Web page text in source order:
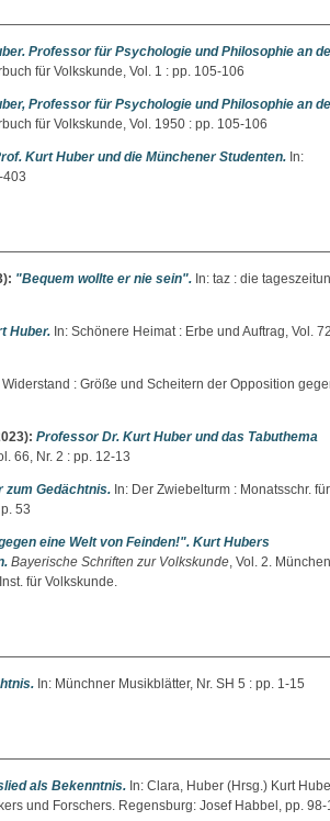
Professor für Psychologie und Philosophie an
für Volkskunde, Vol. 1 : pp. 105-106
Professor für Psychologie und Philosophie an
für Volkskunde, Vol. 1950 : pp. 105-106
Kurt Huber und die Münchener Studenten. In:
403
"Bequem wollte er nie sein". In: taz : die
Huber. In: Schönere Heimat : Erbe und Auftrag, Vol.
Widerstand : Größe und Scheitern der Opposition
Professor Dr. Kurt Huber und das Tabuthema
66, Nr. 2 : pp. 12-13
zum Gedächtnis. In: Der Zwiebelturm : Monatsschr.
53
eine Welt von Feinden!". Kurt Hubers
Bayerische Schriften zur Volkskunde, Vol. 2.
für Volkskunde.
In: Münchner Musikblätter, Nr. SH 5 : pp. 1-15
als Bekenntnis. In: Clara, Huber(Hrsg.) Kurt
und Forschers. Regensburg: Josef Habbel, pp. 98-